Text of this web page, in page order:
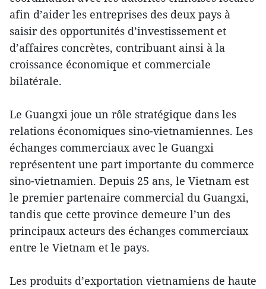
afin d’aider les entreprises des deux pays à
saisir des opportunités d’investissement et
d’affaires concrètes, contribuant ainsi à la
croissance économique et commerciale
bilatérale.
Le Guangxi joue un rôle stratégique dans les
relations économiques sino-vietnamiennes. Les
échanges commerciaux avec le Guangxi
représentent une part importante du commerce
sino-vietnamien. Depuis 25 ans, le Vietnam est
le premier partenaire commercial du Guangxi,
tandis que cette province demeure l’un des
principaux acteurs des échanges commerciaux
entre le Vietnam et le pays.
Les produits d’exportation vietnamiens de haute